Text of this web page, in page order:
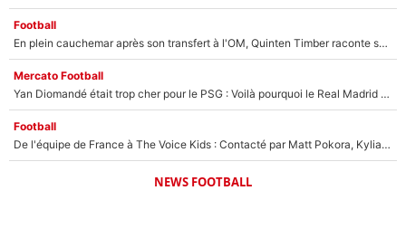
Football
En plein cauchemar après son transfert à l'OM, Quinten Timber raconte ses doutes après sa signature à Marseille
Mercato Football
Yan Diomandé était trop cher pour le PSG : Voilà pourquoi le Real Madrid a accepté de payer la somme record de 140M€ pour boucler son transfert !
Football
De l'équipe de France à The Voice Kids : Contacté par Matt Pokora, Kylian Mbappé a accepté de jouer un rôle inédit sur TF1 !
NEWS FOOTBALL